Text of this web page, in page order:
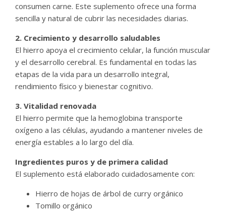
consumen carne. Este suplemento ofrece una forma
sencilla y natural de cubrir las necesidades diarias.
2. Crecimiento y desarrollo saludables
El hierro apoya el crecimiento celular, la función muscular
y el desarrollo cerebral. Es fundamental en todas las
etapas de la vida para un desarrollo integral,
rendimiento físico y bienestar cognitivo.
3. Vitalidad renovada
El hierro permite que la hemoglobina transporte
oxígeno a las células, ayudando a mantener niveles de
energía estables a lo largo del día.
Ingredientes puros y de primera calidad
El suplemento está elaborado cuidadosamente con:
Hierro de hojas de árbol de curry orgánico
Tomillo orgánico